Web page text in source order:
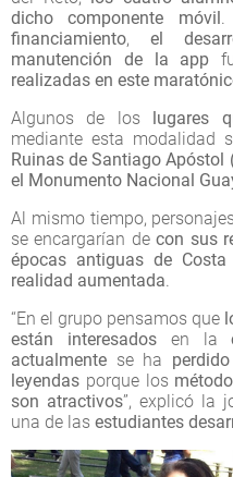
dicho componente móvil.
financiamiento, el
manutención de la app
realizadas en este
Algunos de los lugares
mediante esta modalidad
Ruinas de Santiago Apóstol
el Monumento Nacional
Al mismo tiempo,
se encargarían decon sus
épocas antiguas de Costa
realidad aumentada.
“En el grupo pensamos que
están interesadosen la
actualmente se ha
leyendas porque los
son atractivos”, explicó la
una de las estudiantes